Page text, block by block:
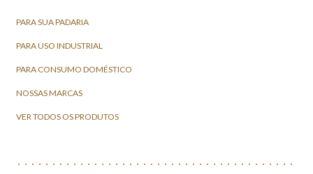
PARA SUA PADARIA
PARA USO INDUSTRIAL
PARA CONSUMO DOMÉSTICO
NOSSAS MARCAS
VER TODOS OS PRODUTOS